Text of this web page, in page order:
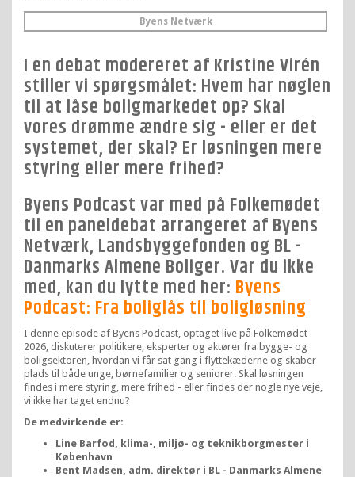
Byens Netværk
I en debat modereret af Kristine Virén
stiller vi spørgsmålet: Hvem har nøglen
til at låse boligmarkedet op? Skal
vores drømme ændre sig - eller er det
systemet, der skal? Er løsningen mere
styring eller mere frihed?
Byens Podcast var med på Folkemødet
til en paneldebat arrangeret af Byens
Netværk, Landsbyggefonden og BL -
Danmarks Almene Boliger. Var du ikke
med, kan du lytte med her: Byens
Podcast: Fra boliglås til boligløsning
I denne episode af Byens Podcast, optaget live på Folkemødet
2026, diskuterer politikere, eksperter og aktører fra bygge- og
boligsektoren, hvordan vi får sat gang i flyttekæderne og skaber
plads til både unge, børnefamilier og seniorer. Skal løsningen
findes i mere styring, mere frihed - eller findes der nogle nye veje,
vi ikke har taget endnu?
De medvirkende er:
Line Barfod, klima-, miljø- og teknikborgmester i
København
Bent Madsen, adm. direktør i BL - Danmarks Almene